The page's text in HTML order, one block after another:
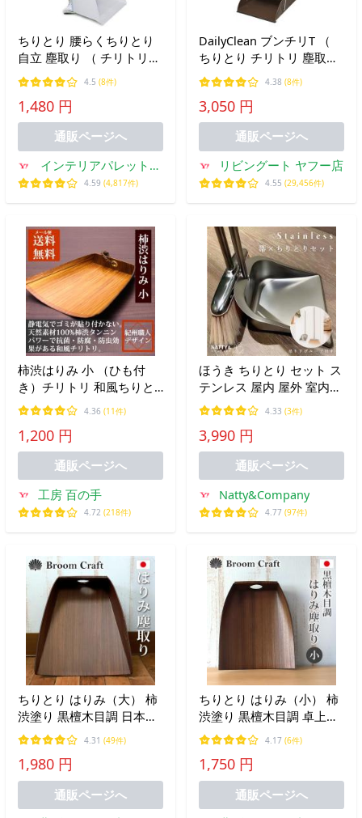
ちりとり 腰らくちりとり
自立 塵取り （ チリトリ
水抜き穴付き 溝掃除 掃き
掃除 災害時 泥掃除 ワイド
）
4.5 (8件)
1,480 円
通販ページへ
インテリアパレットヤ
フー店
4.59 (4,817件)
DailyClean ブンチリT （
ちりとり チリトリ 塵取り
清掃 掃除 ゴミ取り デイリ
ークリーン ）
4.38 (8件)
3,050 円
通販ページへ
リビングート ヤフー店
4.55 (29,456件)
柿渋はりみ 小 （ひも付
き）チリトリ 和風ちりと
り おしゃれ 静電気が起き
ない ちり取り 塵取り ハ
リミ 卓上
4.36 (11件)
1,200 円
通販ページへ
工房 百の手
4.72 (218件)
ほうき ちりとり セット ス
テンレス 屋内 屋外 室内
室外 おしゃれ 掃除 掃除用
具 掃除セット 吊り下げ 防
錆 防カビ 高耐久 耐熱性
清潔 省スペース 柔らかい
4.33 (3件)
3,990 円
通販ページへ
Natty&Company
4.77 (97件)
ちりとり はりみ（大） 柿
渋塗り 黒檀木目調 日本製
ハリミ 塵取り チリトリ 穴
付き 国産 室内 おしゃれ
Broom Craft 深海産業 掃
き掃除 掃除道具 シンプル
4.31 (49件)
1,980 円
通販ページへ
ちりとり はりみ（小） 柿
渋塗り 黒檀木目調 卓上型
日本製 ハリミ 塵取り チリ
トリ 穴付き 国産 室内 お
しゃれ 軽い Broom Craft
深海産業 掃除グッズ
4.17 (6件)
1,750 円
通販ページへ